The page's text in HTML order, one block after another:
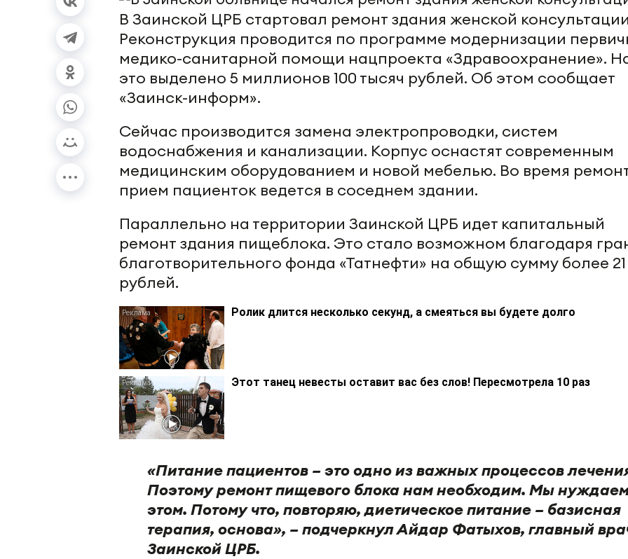
В Заинской ЦРБ стартовал ремонт здания женской
Реконструкция проводится по программе модернизации
медико-санитарной помощи нацпроекта «Здравоохранение».
это выделено 5 миллионов 100 тысяч рублей. Об этом сообщает
«Заинск-информ».
Сейчас производится замена электропроводки, систем
водоснабжения и канализации. Корпус оснастят современным
медицинским оборудованием и новой мебелью. Во время
прием пациенток ведется в соседнем здании.
Параллельно на территории Заинской ЦРБ идет капитальный
ремонт здания пищеблока. Это стало возможном благодаря
благотворительного фонда «Татнефти» на общую сумму более
рублей.
Ролик длится несколько секунд, а смеяться вы будете долго
Этот танец невесты оставит вас без слов! Пересмотрела 10 раз
«Питание пациентов – это одно из важных процессов
Поэтому ремонт пищевого блока нам необходим. Мы
этом. Потому что, повторяю, диетическое питание – базисная
терапия, основа», – подчеркнул Айдар Фатыхов, главный
Заинской ЦРБ.